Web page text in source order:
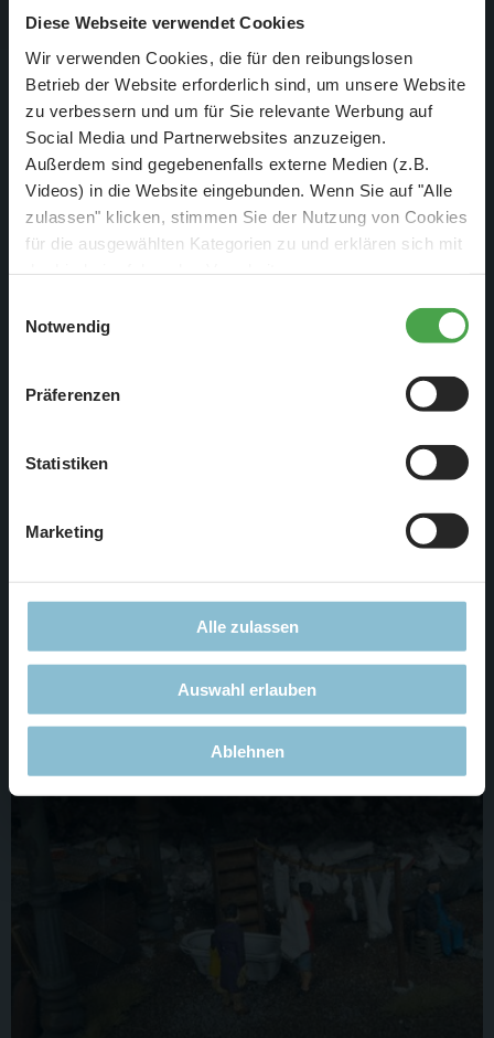
Diese Webseite verwendet Cookies
Wir verwenden Cookies, die für den reibungslosen
Betrieb der Website erforderlich sind, um unsere Website
zu verbessern und um für Sie relevante Werbung auf
Social Media und Partnerwebsites anzuzeigen.
Außerdem sind gegebenenfalls externe Medien (z.B.
Videos) in die Website eingebunden. Wenn Sie auf "Alle
zulassen" klicken, stimmen Sie der Nutzung von Cookies
für die ausgewählten Kategorien zu und erklären sich mit
diese Einstellungen jederzeit über die Schaltfläche
zustimmen, beschränken wir uns auf die technisch
notwendigen Cookies. Weitere Informationen finden Sie in
Notwendig
Präferenzen
Statistiken
Marketing
Alle zulassen
Auswahl erlauben
Ablehnen
Familienagehörigen.
Trümmerfrauen
Die Trümmerfrauen sind zum Symbol für den Aufbau und
Überlebenswillen der Deutschen in der Nachkriegszeit
geworden. Die Trümmerbeseitigung garantiert den Frauen
ist „Hilfsarbeiterinnen im Baugewerbe“.
Wasserversorgung